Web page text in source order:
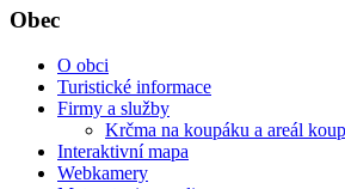
Obec
O obci
Turistické informace
Firmy a služby
Krčma na koupáku a areál
Interaktivní mapa
Webkamery